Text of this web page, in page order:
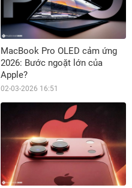
MacBook Pro OLED cảm ứng
2026: Bước ngoặt lớn của
Apple?
02-03-2026 16:51